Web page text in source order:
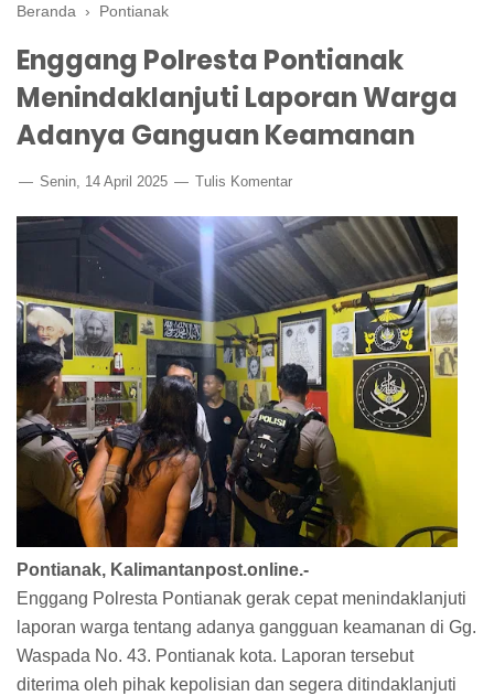
Beranda › Pontianak
Enggang Polresta Pontianak
Menindaklanjuti Laporan Warga
Adanya Ganguan Keamanan
Senin, 14 April 2025 Tulis Komentar
Pontianak, Kalimantanpost.online.-
Enggang Polresta Pontianak gerak cepat menindaklanjuti
laporan warga tentang adanya gangguan keamanan di Gg.
Waspada No. 43. Pontianak kota. Laporan tersebut
diterima oleh pihak kepolisian dan segera ditindaklanjuti